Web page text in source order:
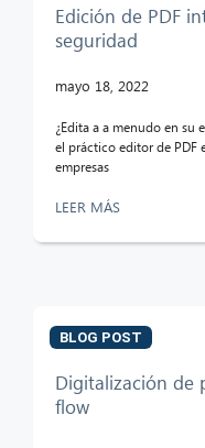
Edición de PDF
seguridad
mayo 18, 2022
¿Edita a a menudo en su
el práctico editor de PDF
empresas
LEER MÁS
BLOG POST
Digitalización de
flow